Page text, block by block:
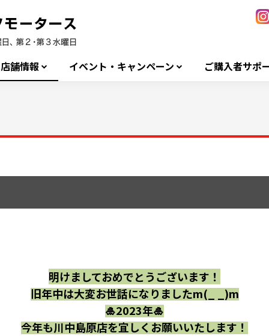
店舗情報 イベント・キャンペーン ご購入者サポ
明けましておめでとうございます！
旧年中は大変お世話になりましたm(_ _)m
🎍2023年🎍
今年も川中島原店を宜しくお願いいたします！